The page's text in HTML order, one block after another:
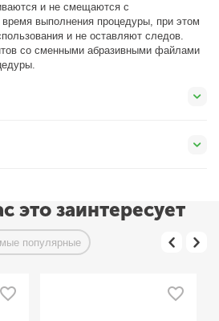
и не смещаются с
выполнения процедуры, при этом
и не оставляют следов.
со сменными абразивными файлами
это заинтересует
популярные